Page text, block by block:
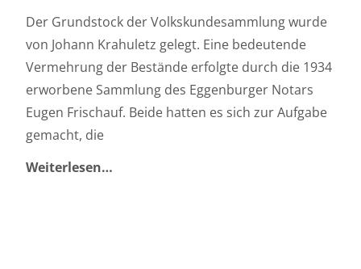
Der Grundstock der Volkskundesammlung wurde
von Johann Krahuletz gelegt. Eine bedeutende
Vermehrung der Bestände erfolgte durch die 1934
erworbene Sammlung des Eggenburger Notars
Eugen Frischauf. Beide hatten es sich zur Aufgabe
gemacht, die
Weiterlesen…